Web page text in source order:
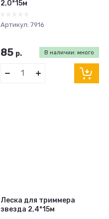
2,0*15м
Артикул: 7916
В наличии: много
85 р.
Леска для триммера
звезда 2,4*15м